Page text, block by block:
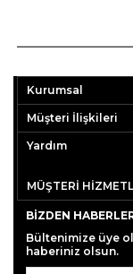
Kurumsal
Müşteri İlişkileri
Yardım
MÜŞTERİ
BIZDEN
Bültenimize üye
haberiniz olsun.